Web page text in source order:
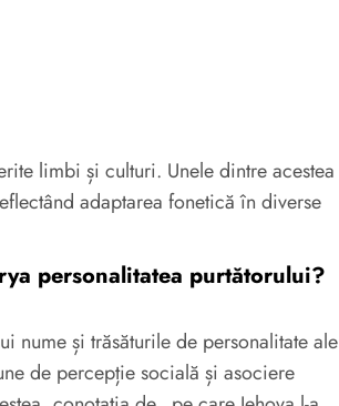
limbi și culturi. Unele dintre acestea
adaptarea fonetică în diverse
personalitatea purtătorului?
nume și trăsăturile de personalitate ale
de percepție socială și asociere